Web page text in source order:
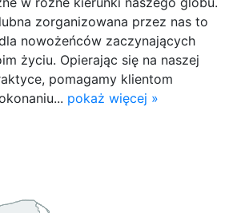
zorganizowana przez nas to
nowożeńców zaczynających
życiu. Opierając się na naszej
pomagamy klientom
pokaż więcej »